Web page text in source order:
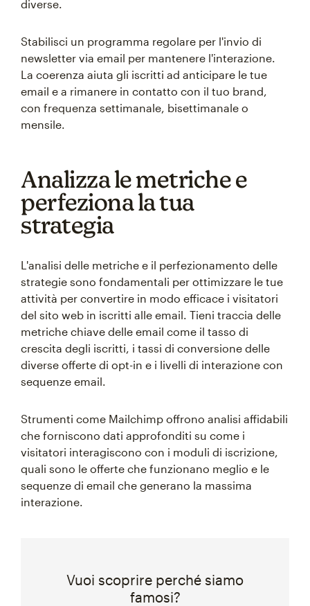
diverse.
Stabilisci un programma regolare per l'invio di
newsletter via email per mantenere l'interazione.
La coerenza aiuta gli iscritti ad anticipare le tue
email e a rimanere in contatto con il tuo brand,
con frequenza settimanale, bisettimanale o
mensile.
Analizza le metriche e
perfeziona la tua
strategia
L'analisi delle metriche e il perfezionamento delle
strategie sono fondamentali per ottimizzare le tue
attività per convertire in modo efficace i visitatori
del sito web in iscritti alle email. Tieni traccia delle
metriche chiave delle email come il tasso di
crescita degli iscritti, i tassi di conversione delle
diverse offerte di opt-in e i livelli di interazione con
sequenze email.
Strumenti come Mailchimp offrono analisi affidabili
che forniscono dati approfonditi su come i
visitatori interagiscono con i moduli di iscrizione,
quali sono le offerte che funzionano meglio e le
sequenze di email che generano la massima
interazione.
Vuoi scoprire perché siamo
famosi?